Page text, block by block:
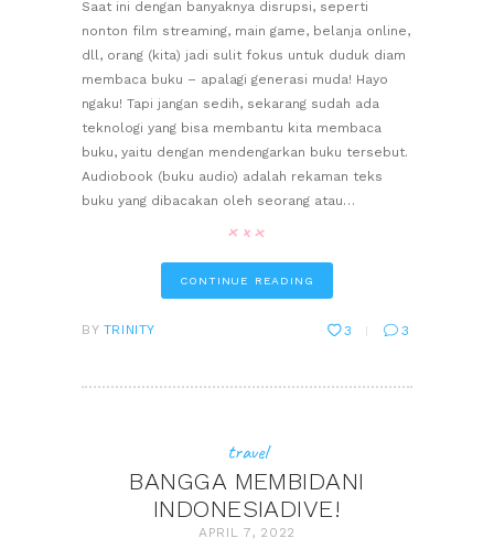
Saat ini dengan banyaknya disrupsi, seperti
nonton film streaming, main game, belanja online,
dll, orang (kita) jadi sulit fokus untuk duduk diam
membaca buku – apalagi generasi muda! Hayo
ngaku! Tapi jangan sedih, sekarang sudah ada
teknologi yang bisa membantu kita membaca
buku, yaitu dengan mendengarkan buku tersebut.
Audiobook (buku audio) adalah rekaman teks
buku yang dibacakan oleh seorang atau…
CONTINUE READING
BY TRINITY 3 3
travel
BANGGA MEMBIDANI
INDONESIADIVE!
APRIL 7, 2022